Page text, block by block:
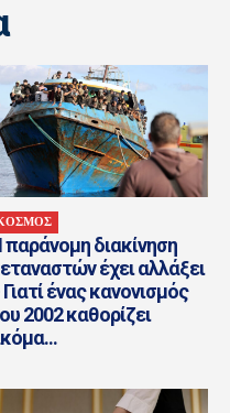
παράνομη διακίνηση
έχει αλλάξει
Γιατί ένας κανονισμός
2002 καθορίζει